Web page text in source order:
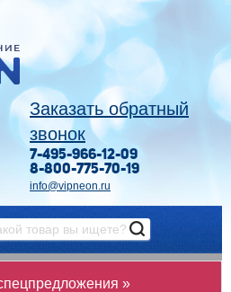
Заказать обратный
звонок
7-495-966-12-09
8-800-775-70-19
info@vipneon.ru
»